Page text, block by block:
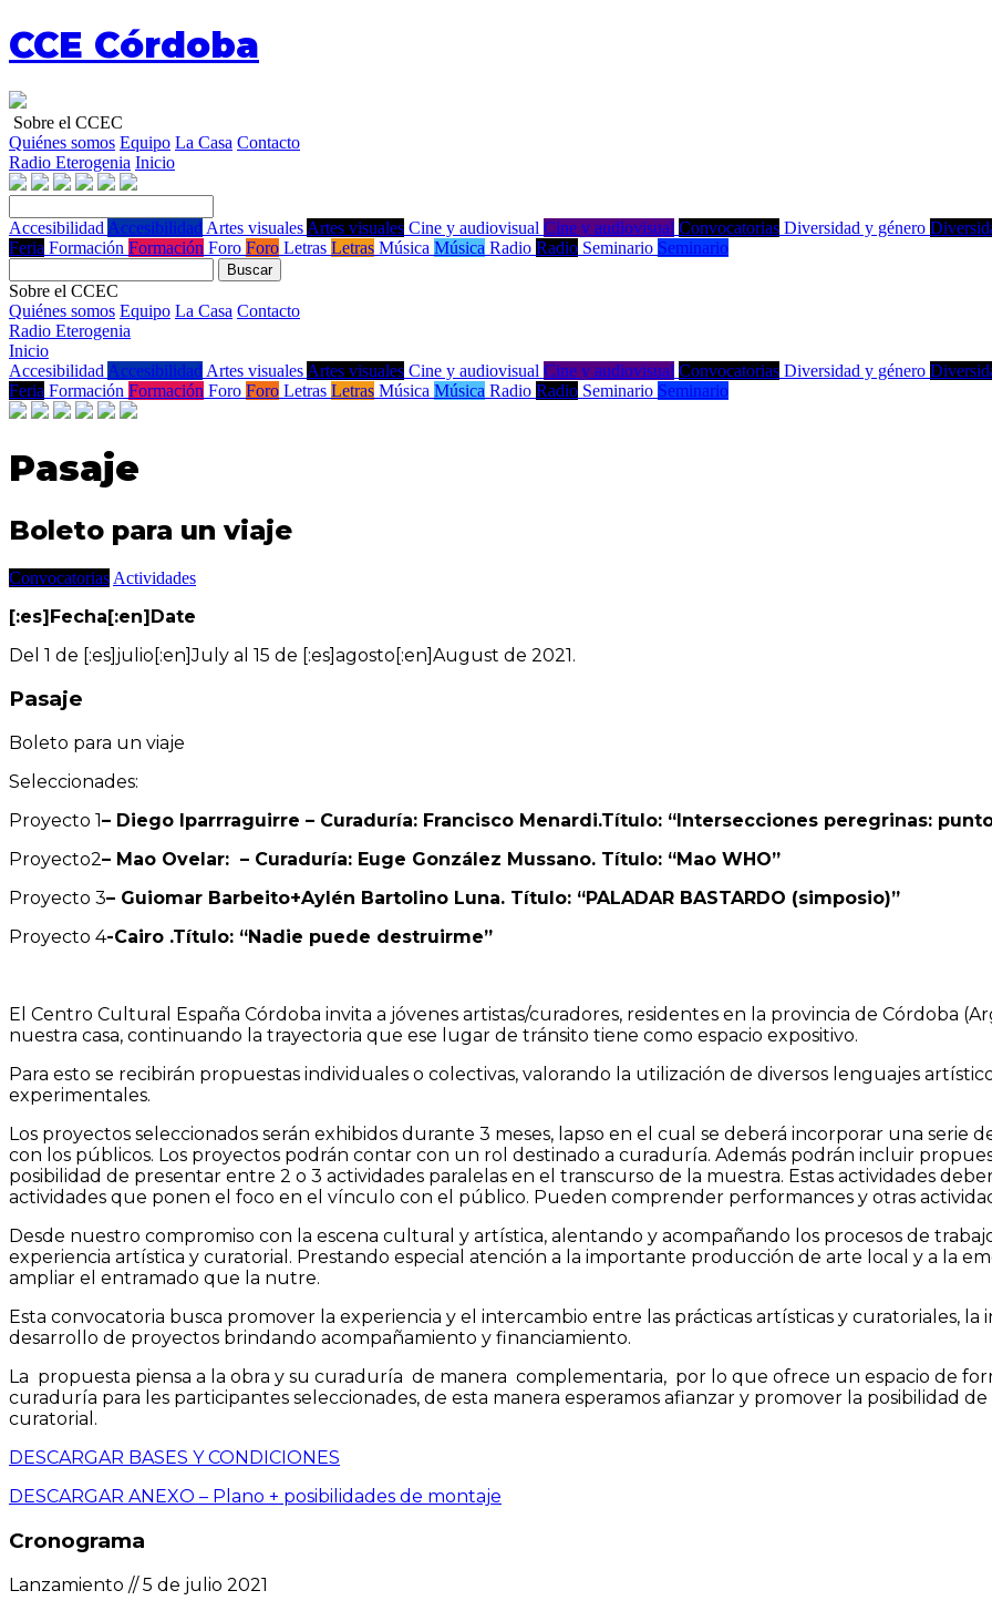
CCE Córdoba
Sobre el CCEC
Quiénes somos Equipo La Casa Contacto
Radio Eterogenia Inicio
Accesibilidad Accesibilidad Artes visuales Artes visuales Cine y audiovisual Cine y audiovisual Convocatorias Diversidad y género
Feria Formación Formación Foro Foro Letras Letras Música Música Radio Radio Seminario Seminario
Buscar
Sobre el CCEC
Quiénes somos Equipo La Casa Contacto
Radio Eterogenia
Inicio
Accesibilidad Accesibilidad Artes visuales Artes visuales Cine y audiovisual Cine y audiovisual Convocatorias Diversidad y género
Feria Formación Formación Foro Foro Letras Letras Música Música Radio Radio Seminario Seminario
Pasaje
Boleto para un viaje
Convocatorias Actividades
[:es]Fecha[:en]Date
Del 1 de [:es]julio[:en]July al 15 de [:es]agosto[:en]August de 2021.
Pasaje
Boleto para un viaje
Seleccionades:
Proyecto 1– Diego Iparrraguirre – Curaduría: Francisco Menardi.Título: “Intersecciones peregrinas:
Proyecto2– Mao Ovelar: – Curaduría: Euge González Mussano. Título: “Mao WHO”
Proyecto 3– Guiomar Barbeito+Aylén Bartolino Luna. Título: “PALADAR BASTARDO (simposio)”
Proyecto 4-Cairo .Título: “Nadie puede destruirme”
El Centro Cultural España Córdoba invita a jóvenes artistas/curadores, residentes en la provincia de Córdoba
nuestra casa, continuando la trayectoria que ese lugar de tránsito tiene como espacio expositivo.
Para esto se recibirán propuestas individuales o colectivas, valorando la utilización de diversos lenguajes
experimentales.
Los proyectos seleccionados serán exhibidos durante 3 meses, lapso en el cual se deberá incorporar una
con los públicos. Los proyectos podrán contar con un rol destinado a curaduría. Además podrán incluir
posibilidad de presentar entre 2 o 3 actividades paralelas en el transcurso de la muestra. Estas actividades
actividades que ponen el foco en el vínculo con el público. Pueden comprender performances y otras
Desde nuestro compromiso con la escena cultural y artística, alentando y acompañando los procesos de
experiencia artística y curatorial. Prestando especial atención a la importante producción de arte local y a la
ampliar el entramado que la nutre.
Esta convocatoria busca promover la experiencia y el intercambio entre las prácticas artísticas y curatoriales, la
desarrollo de proyectos brindando acompañamiento y financiamiento.
La propuesta piensa a la obra y su curaduría de manera complementaria, por lo que ofrece un espacio de
curaduría para les participantes seleccionades, de esta manera esperamos afianzar y promover la posibilidad
curatorial.
DESCARGAR BASES Y CONDICIONES
DESCARGAR ANEXO – Plano + posibilidades de montaje
Cronograma
Lanzamiento // 5 de julio 2021